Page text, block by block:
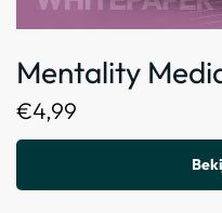
Mentality
€4,99